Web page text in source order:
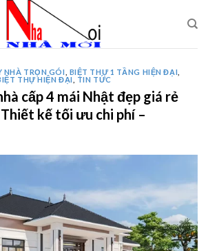
NHÀ TRỌN GÓI BIỆT THỰ 1 TẦNG HIỆN ĐẠI
THỰ HIỆN ĐẠI TIN TỨC
cấp 4 mái Nhật đẹp giá rẻ
kế tối ưu chi phí –